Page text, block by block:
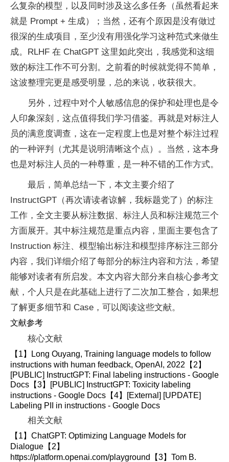
么复杂的模型，以及同时涉及这么多任务（虽然看起来
就是 Prompt + 生成）；当然，还有个原因是没有做过
很深的生成项目，至少没有用强化学习这种范式来做生
成。RLHF 在 ChatGPT 这里如此突出，我感觉和这细
致的标注工作不可分割。之前看的时候就觉得不简单，
这波整理完更是感受明显，总的来说，收获很大。
另外，过程中对个人敏感信息的保护和处理也是令
人印象深刻，这点值得我们学习借鉴。再就是对标注人
员的满意度调查，这在一定程度上也是对整个标注过程
的一种评判（尤其是说明清晰这个点）。当然，这本身
也是对标注人员的一种尊重，是一种不错的工作方式。
最后，简单总结一下，本文主要介绍了
InstructGPT（再次请读者谅解，我标题党了）的标注
工作，全文主要从标注数据、标注人员和标注规范三个
方面展开。其中标注规范是重点内容，里面主要包含了
Instruction 标注、模型输出标注和模型排序标注三部分
内容，我们详细介绍了每部分的标注内容和方法，希望
能够对读者有所启发。本文内容大部分来自核心参考文
献，个人只是在此基础上进行了二次加工整合，如果想
了解更多细节和 Case，可以阅读这些文献。
文献参考
核心文献
【1】Long Ouyang, Training language models to follow
instructions with human feedback, OpenAI, 2022【2】
[PUBLIC] InstructGPT: Final labeling instructions - Google
Docs【3】[PUBLIC] InstructGPT: Toxicity labeling
instructions - Google Docs【4】[External] [UPDATE]
Labeling PII in instructions - Google Docs
相关文献
【1】ChatGPT: Optimizing Language Models for
Dialogue【2】
https://platform.openai.com/playground【3】Tom B.